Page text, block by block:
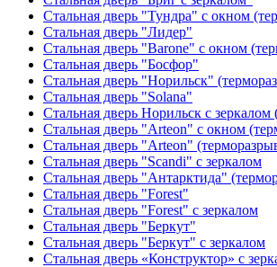
Стальная дверь "Тундра" с окном
Стальная дверь "Лидер"
Стальная дверь "Barone" с окном
Стальная дверь "Босфор"
Стальная дверь "Норильск"
Стальная дверь "Solana"
Стальная дверь Норильск с зеркалом
Стальная дверь "Arteon" с окном
Стальная дверь "Arteon"
Стальная дверь "Scandi" с зеркалом
Стальная дверь "Антарктида"
Стальная дверь "Forest"
Стальная дверь "Forest" с зеркалом
Стальная дверь "Беркут"
Стальная дверь "Беркут" с зеркалом
Стальная дверь «Конструктор» с